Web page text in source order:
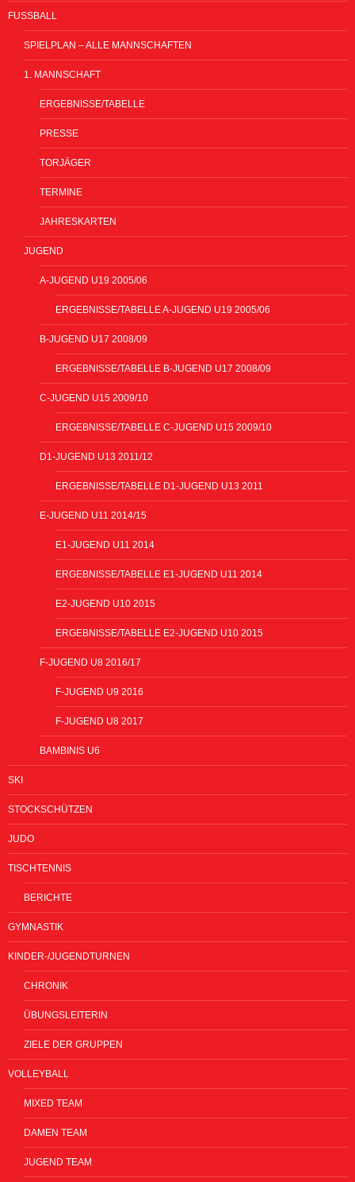
FUSSBALL
SPIELPLAN – ALLE MANNSCHAFTEN
1. MANNSCHAFT
ERGEBNISSE/TABELLE
PRESSE
TORJÄGER
TERMINE
JAHRESKARTEN
JUGEND
A-JUGEND U19 2005/06
ERGEBNISSE/TABELLE A-JUGEND U19 2005/06
B-JUGEND U17 2008/09
ERGEBNISSE/TABELLE B-JUGEND U17 2008/09
C-JUGEND U15 2009/10
ERGEBNISSE/TABELLE C-JUGEND U15 2009/10
D1-JUGEND U13 2011/12
ERGEBNISSE/TABELLE D1-JUGEND U13 2011
E-JUGEND U11 2014/15
E1-JUGEND U11 2014
ERGEBNISSE/TABELLE E1-JUGEND U11 2014
E2-JUGEND U10 2015
ERGEBNISSE/TABELLE E2-JUGEND U10 2015
F-JUGEND U8 2016/17
F-JUGEND U9 2016
F-JUGEND U8 2017
BAMBINIS U6
SKI
STOCKSCHÜTZEN
JUDO
TISCHTENNIS
BERICHTE
GYMNASTIK
KINDER-/JUGENDTURNEN
CHRONIK
ÜBUNGSLEITERIN
ZIELE DER GRUPPEN
VOLLEYBALL
MIXED TEAM
DAMEN TEAM
JUGEND TEAM